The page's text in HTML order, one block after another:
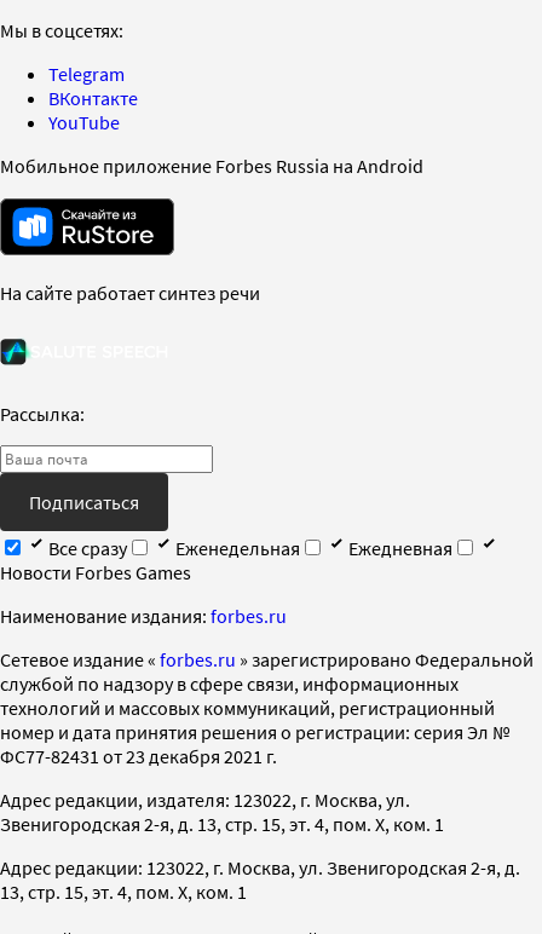
Мы в соцсетях:
Telegram
ВКонтакте
YouTube
Мобильное приложение Forbes Russia на Android
На сайте работает синтез речи
Рассылка:
Подписаться
Все сразу
Еженедельная
Ежедневная
Новости Forbes Games
Наименование издания: forbes.ru
Cетевое издание « forbes.ru » зарегистрировано Федеральной
службой по надзору в сфере связи, информационных
технологий и массовых коммуникаций, регистрационный
номер и дата принятия решения о регистрации: серия Эл №
ФС77-82431 от 23 декабря 2021 г.
Адрес редакции, издателя: 123022, г. Москва, ул.
Звенигородская 2-я, д. 13, стр. 15, эт. 4, пом. X, ком. 1
Адрес редакции: 123022, г. Москва, ул. Звенигородская 2-я, д.
13, стр. 15, эт. 4, пом. X, ком. 1